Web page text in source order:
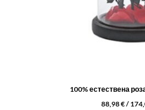
100% естествена
88,98€/